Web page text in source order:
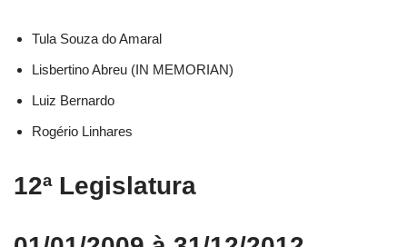
Tula Souza do Amaral
Lisbertino Abreu (IN MEMORIAN)
Luiz Bernardo
Rogério Linhares
12ª Legislatura